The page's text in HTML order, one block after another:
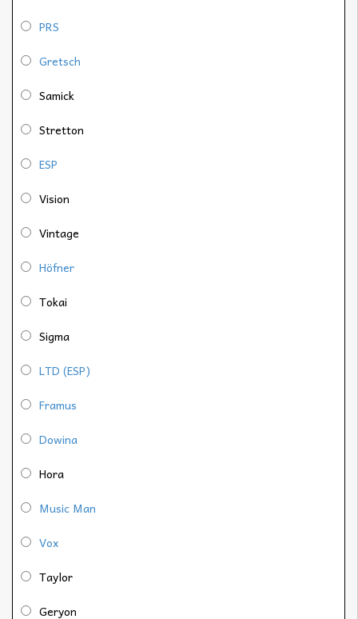
PRS
Gretsch
Samick
Stretton
ESP
Vision
Vintage
Höfner
Tokai
Sigma
LTD (ESP)
Framus
Dowina
Hora
Music Man
Vox
Taylor
Geryon